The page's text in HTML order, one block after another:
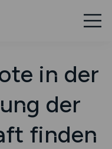
in der
der
finden